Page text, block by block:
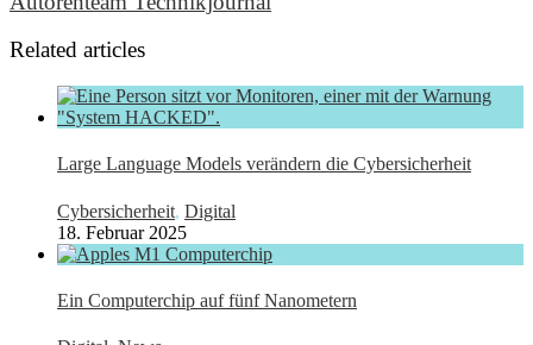
Related articles
Large Language Models verändern die Cybersicherheit
Cybersicherheit, Digital
18. Februar 2025
Ein Computerchip auf fünf Nanometern